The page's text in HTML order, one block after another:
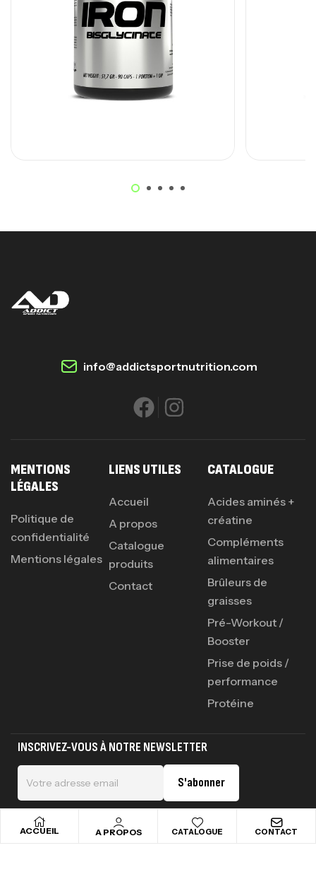
ACCUEIL A PROPOS CATALOGUE CONTACT
info@addictsportnutrition.com
INSCRIVEZ-VOUS À NOTRE NEWSLETTER
S'abonner
MENTIONS
LÉGALES
Politique de
confidentialité
Mentions légales
LIENS UTILES
Accueil
A propos
Catalogue
produits
Contact
CATALOGUE
Acides aminés +
créatine
Compléments
alimentaires
Brûleurs de
graisses
Pré-Workout /
Booster
Prise de poids /
performance
Protéine